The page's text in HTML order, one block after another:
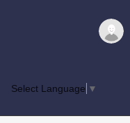
Select Language ▼